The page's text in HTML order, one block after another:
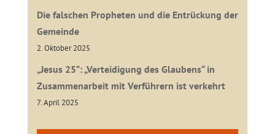
Die falschen Propheten und die Entrückung der
Gemeinde
2. Oktober 2025
„Jesus 25“: „Verteidigung des Glaubens“ in
Zusammenarbeit mit Verführern ist verkehrt
7. April 2025